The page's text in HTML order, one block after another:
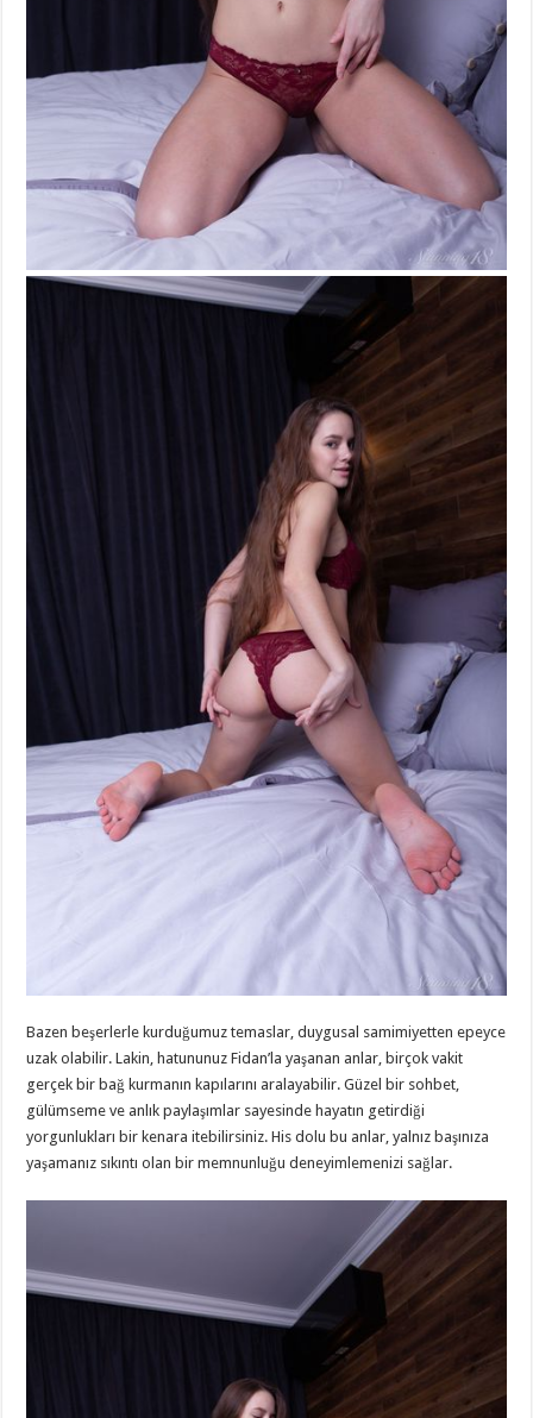
Bazen beşerlerle kurduğumuz temaslar, duygusal samimiyetten epeyce
uzak olabilir. Lakin, hatununuz Fidan’la yaşanan anlar, birçok vakit
gerçek bir bağ kurmanın kapılarını aralayabilir. Güzel bir sohbet,
gülümseme ve anlık paylaşımlar sayesinde hayatın getirdiği
yorgunlukları bir kenara itebilirsiniz. His dolu bu anlar, yalnız başınıza
yaşamanız sıkıntı olan bir memnunluğu deneyimlemenizi sağlar.